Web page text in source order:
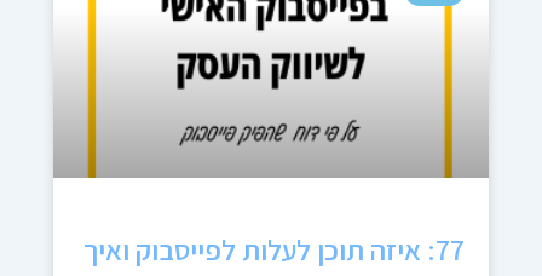
77: איזה תוכן לעלות לפייסבוק ואיך